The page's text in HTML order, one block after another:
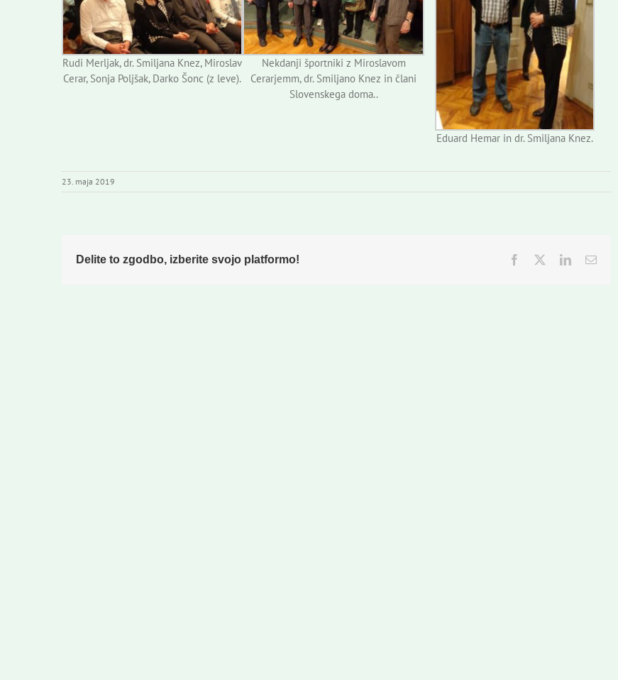
Rudi Merljak, dr. Smiljana Knez, Miroslav
Cerar, Sonja Poljšak, Darko Šonc (z leve).
Nekdanji športniki z Miroslavom
Cerarjemm, dr. Smiljano Knez in člani
Slovenskega doma..
Eduard Hemar in dr. Smiljana Knez.
23. maja 2019
Delite to zgodbo, izberite svojo platformo! Facebook
TwitterLinkedInEmail